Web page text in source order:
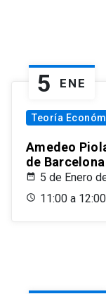
5 ENE
Teoría
Amedeo
de
5 de Enero
11:00 a 12:00